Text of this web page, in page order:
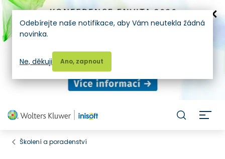
Školení a poradenství
Odebírejte naše notifikace, aby Vám neutekla žádná
novinka.
Ano, zapnout
Ne, děkuji